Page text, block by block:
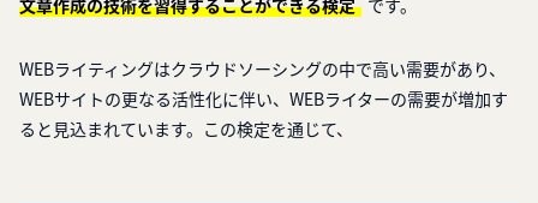
文章作成の技術を習得することができる検定 です。
WEBライティングはクラウドソーシングの中で高い需要があり、
WEBサイトの更なる活性化に伴い、WEBライターの需要が増加す
ると見込まれています。この検定を通じて、